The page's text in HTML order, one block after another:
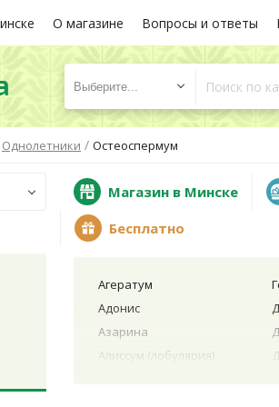
О магазине Вопросы и ответы
Выберите...
Однолетники / Остеоспермум
Магазин в Минске
Бесплатно
Агератум
Адонис
Азарина
Алиссум (лобулярия)